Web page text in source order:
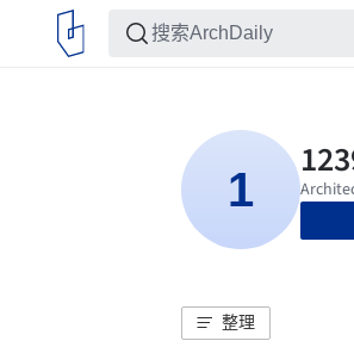
整理